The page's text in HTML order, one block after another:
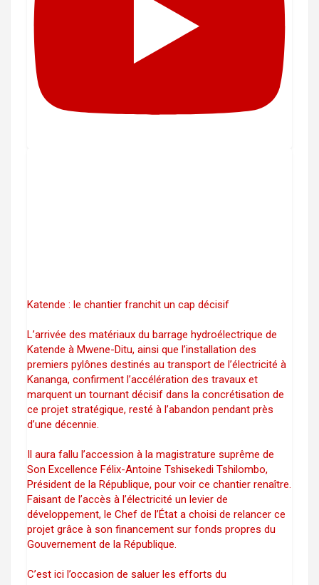
Katende : le chantier franchit un cap décisif
L’arrivée des matériaux du barrage hydroélectrique de
Katende à Mwene-Ditu, ainsi que l’installation des
premiers pylônes destinés au transport de l’électricité à
Kananga, confirment l’accélération des travaux et
marquent un tournant décisif dans la concrétisation de
ce projet stratégique, resté à l’abandon pendant près
d’une décennie.
Il aura fallu l’accession à la magistrature suprême de
Son Excellence Félix-Antoine Tshisekedi Tshilombo,
Président de la République, pour voir ce chantier renaître.
Faisant de l’accès à l’électricité un levier de
développement, le Chef de l’État a choisi de relancer ce
projet grâce à son financement sur fonds propres du
Gouvernement de la République.
C’est ici l’occasion de saluer les efforts du